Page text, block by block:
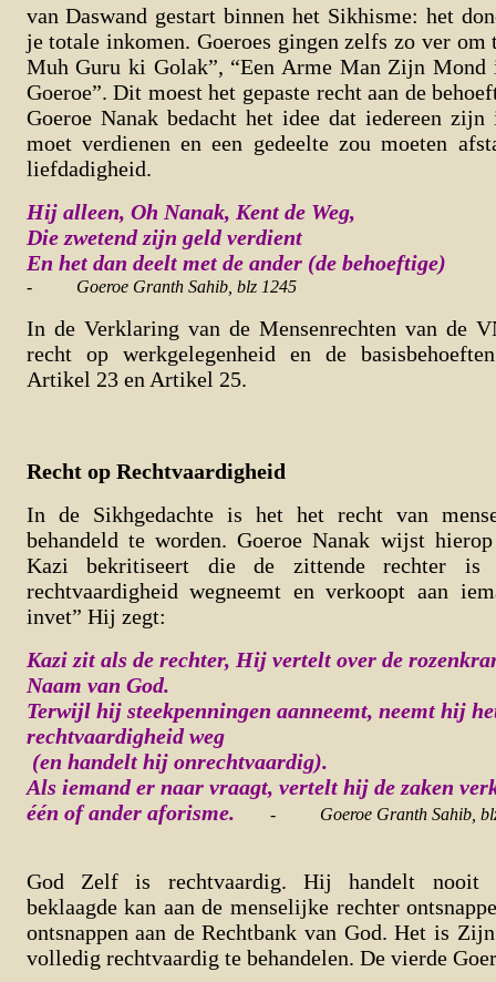
van Daswand gestart binnen het Sikhisme: het
je totale inkomen. Goeroes gingen zelfs zo ver om
Muh Guru ki Golak”, “Een Arme Man Zijn Mond
Goeroe”. Dit moest het gepaste recht aan de
Goeroe Nanak bedacht het idee dat iedereen
moet verdienen en een gedeelte zou moeten
liefdadigheid.
Hij alleen, Oh Nanak, Kent de Weg,
Die zwetend zijn geld verdient
En het dan deelt met de ander (de behoeftige)
- Goeroe Granth Sahib, blz 1245
In de Verklaring van de Mensenrechten van de
recht op werkgelegenheid en de
Artikel 23 en Artikel 25.
Recht op Rechtvaardigheid
In de Sikhgedachte is het het recht van
behandeld te worden. Goeroe Nanak wijst
Kazi bekritiseert die de zittende rechter
rechtvaardigheid wegneemt en verkoopt aan
invet” Hij zegt:
Kazi zit als de rechter, Hij vertelt over de
Naam van God.
Terwijl hij steekpenningen aanneemt, neemt hij
rechtvaardigheid weg
(en handelt hij onrechtvaardig).
Als iemand er naar vraagt, vertelt hij de zaken
één of ander aforisme.
- Goeroe Granth Sahib,
God Zelf is rechtvaardig. Hij handelt nooit
beklaagde kan aan de menselijke rechter
ontsnappen aan de Rechtbank van God. Het is
volledig rechtvaardig te behandelen. De vierde